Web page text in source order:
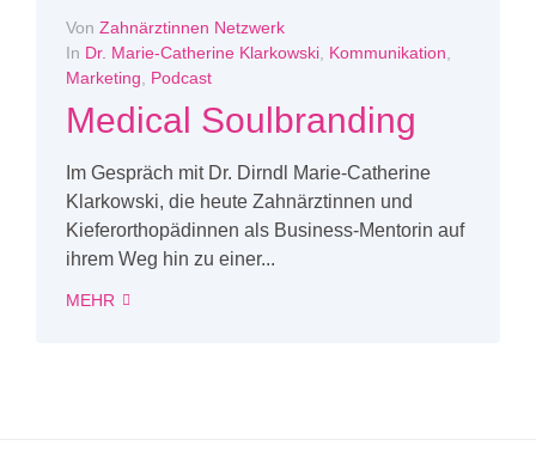
Von Zahnärztinnen Netzwerk
In Dr. Marie-Catherine Klarkowski Kommunikation
Marketing
Podcast
Medical Soulbranding
Im Gespräch mit Dr. Dirndl Marie-Catherine
Klarkowski, die heute Zahnärztinnen und
Kieferorthopädinnen als Business-Mentorin auf
ihrem Weg hin zu einer...
MEHR